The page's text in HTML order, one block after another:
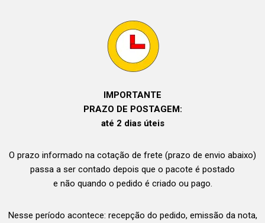
IMPORTANTE
PRAZO DE POSTAGEM:
até 2 dias úteis
O prazo informado na cotação de frete (prazo de envio abaixo)
passa a ser contado depois que o pacote é postado
e não quando o pedido é criado ou pago.
Nesse período acontece: recepção do pedido, emissão da nota,